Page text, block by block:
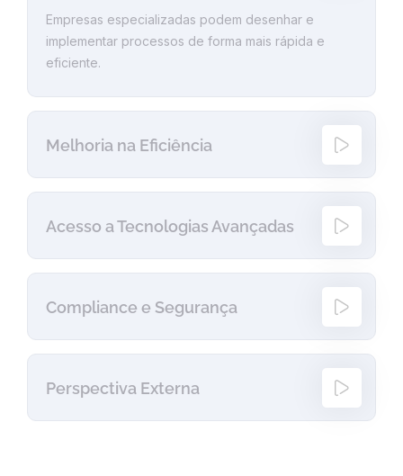
Empresas especializadas podem desenhar e
implementar processos de forma mais rápida e
eficiente.
Melhoria na Eficiência
Acesso a Tecnologias Avançadas
Compliance e Segurança
Perspectiva Externa